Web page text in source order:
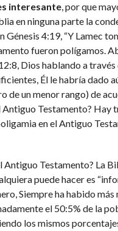
interesante, por que
en ninguna parte la
4:19, “Y Lamec
fueron polígamos.
Dios hablando a
Él le habría dado
de un menor rango) de
Testamento? Hay
en el Antiguo
Testamento? La
puede hacer es
Siempre ha habido más
el 50:5% de la
los mismos